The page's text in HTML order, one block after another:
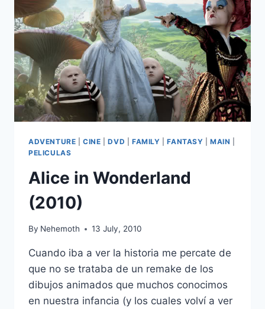
ADVENTURE |CINE |DVD FAMILY |FANTASY |MAIN
PELICULAS
Alice in Wonderland
(2010)
By Nehemoth 13 July, 2010
Cuando iba a ver la historia me percate de
que no se trataba de un remake de los
dibujos animados que muchos conocimos
en nuestra infancia (y los cuales volví a ver